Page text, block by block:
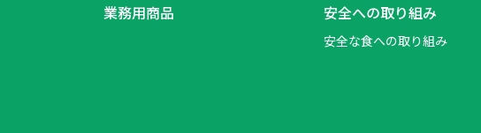
業務用商品 安全への取り組み
安全な食への取り組み